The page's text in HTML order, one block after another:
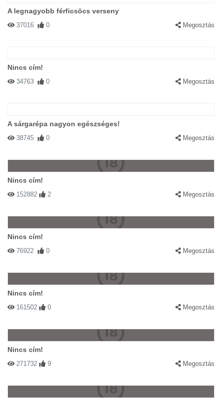
A legnagyobb férficsöcs verseny
37016 0 Megosztás
Nincs cím!
34763 0 Megosztás
A sárgarépa nagyon egészséges!
38745 0 Megosztás
Nincs cím!
152882 2 Megosztás
Nincs cím!
76922 0 Megosztás
Nincs cím!
161502 0 Megosztás
Nincs cím!
271732 9 Megosztás